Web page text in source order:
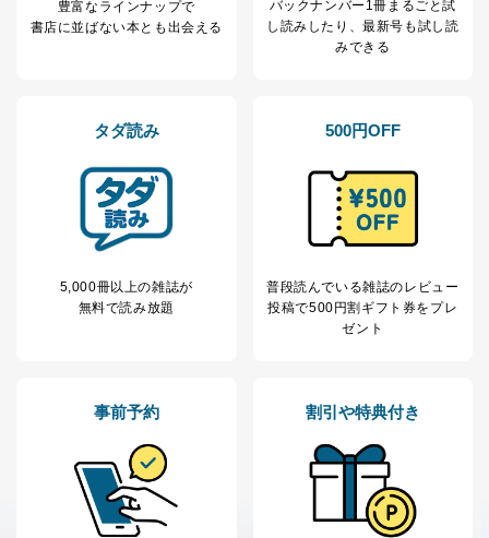
豊富なラインナップで
書店に並ばない本とも出会える
バックナンバー1冊まるごと試
し読み したり、最新号も試し読
みできる
タダ読み
5,000冊以上の雑誌が
無料で読み放題
500円OFF
普段読んでいる雑誌のレビュー
投稿で500円割ギフト券をプレ
ゼント
事前予約 割引や特典付き